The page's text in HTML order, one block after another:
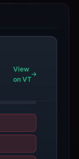
View
on VT